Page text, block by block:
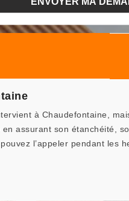
à Chaudefontaine,
assurant son étanchéité,
l’appeler pendant les